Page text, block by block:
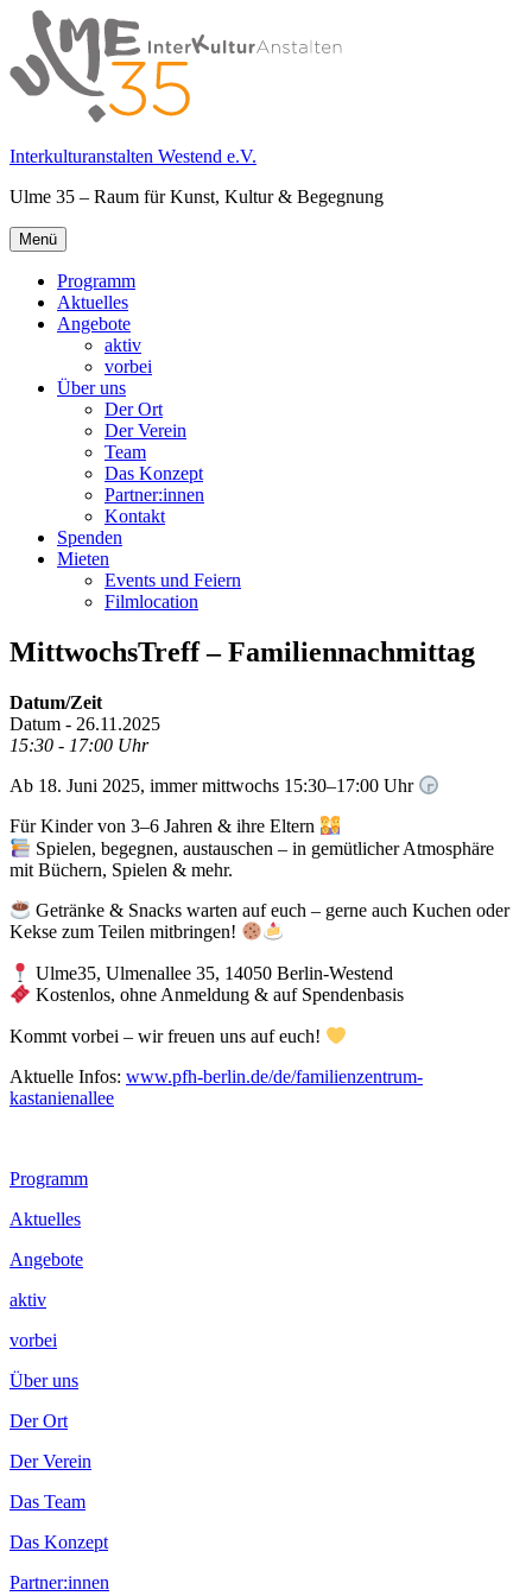
Springe
zum
Inhalt
Interkulturanstalten Westend e.V.
Ulme 35 – Raum für Kunst, Kultur & Begegnung
Primäres
Menü
Menü
Programm
Aktuelles
Angebote
aktiv
vorbei
Über uns
Der Ort
Der Verein
Team
Das Konzept
Partner:innen
Kontakt
Spenden
Mieten
Events und Feiern
Filmlocation
MittwochsTreff – Familiennachmittag
Datum/Zeit
Datum - 26.11.2025
15:30 - 17:00 Uhr
Ab 18. Juni 2025, immer mittwochs 15:30–17:00 Uhr
Für Kinder von 3–6 Jahren & ihre Eltern
Spielen, begegnen, austauschen – in gemütlicher Atmosphäre
mit Büchern, Spielen & mehr.
Getränke & Snacks warten auf euch – gerne auch Kuchen oder
Kekse zum Teilen mitbringen!
Ulme35, Ulmenallee 35, 14050 Berlin-Westend
Kostenlos, ohne Anmeldung & auf Spendenbasis
Kommt vorbei – wir freuen uns auf euch!
Aktuelle Infos: www.pfh-berlin.de/de/familienzentrum-
kastanienallee
Footer
Inhalt
Programm
Aktuelles
Angebote
aktiv
vorbei
Über uns
Der Ort
Der Verein
Das Team
Das Konzept
Partner:innen